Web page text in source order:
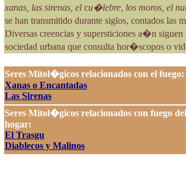
xanas, las sirenas, el cu�lebre, los moros, el
se han transmitido durante siglos, contados las
Diversas creencias y supersticiones a�n
sociedad urbana que consulta hor�scopos o
Seres Mitol�gicos relacionados con el fuego:
Xanas o Encantadas
Las Sirenas
Seres Mitol�gicos relacionados con fuego del
hogar:
El Trasgu
Diablecos y Malinos